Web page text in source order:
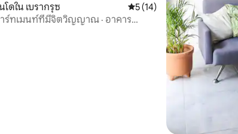
าก 5, 72 รีวิว
โดใน เบรากรุซ คะแนนเฉลี่ย 5 จาก 5, 14 รีวิว
5 (14)
ร์ทเมนท์ที่มีจิตวิญญาณ · อาคาร